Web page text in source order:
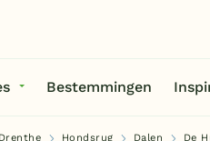
Bestemmingen
Drenthe Hondsrug Dalen De